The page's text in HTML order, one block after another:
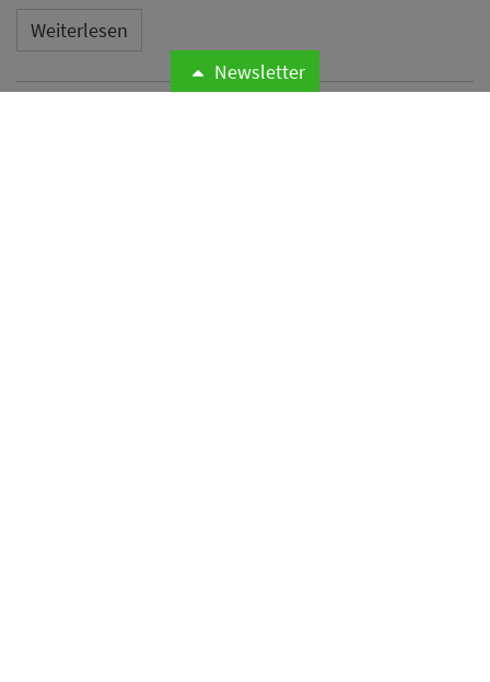
Weiterlesen
Newsletter